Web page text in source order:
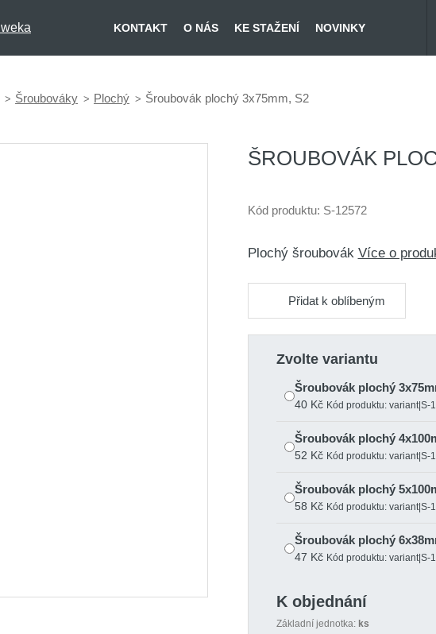
KONTAKT O NÁS KE STAŽENÍ NOVINKY
Šroubováky Plochý Šroubovák plochý 3x75mm, S2
ŠROUBOVÁK
Kód produktu: S-12572
Plochý šroubovák Více o
Přidat k oblíbeným
Zvolte variantu
Šroubovák plochý
40 Kč Kód produktu: variant|S-
Šroubovák plochý
52 Kč Kód produktu: variant|S-
Šroubovák plochý
58 Kč Kód produktu: variant|S-
Šroubovák plochý
47 Kč Kód produktu: variant|S-
75 KčKód produktu: variant|S-
K objednání
Základní jednotka: ks